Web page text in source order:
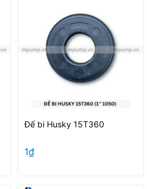
Đế bi Husky 15T360
1₫